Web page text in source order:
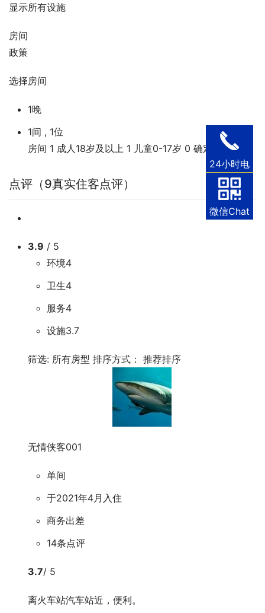
显示所有设施
房间
政策
选择房间
1晚
1间 , 1位
房间 1 成人18岁及以上 1 儿童0-17岁 0 确定
点评（9真实住客点评）
3.9 / 5
环境4
卫生4
服务4
设施3.7
筛选: 所有房型 排序方式： 推荐排序
无情侠客001
单间
于2021年4月入住
商务出差
14条点评
3.7/ 5
离火车站汽车站近，便利。
24小时电
话
微信Chat